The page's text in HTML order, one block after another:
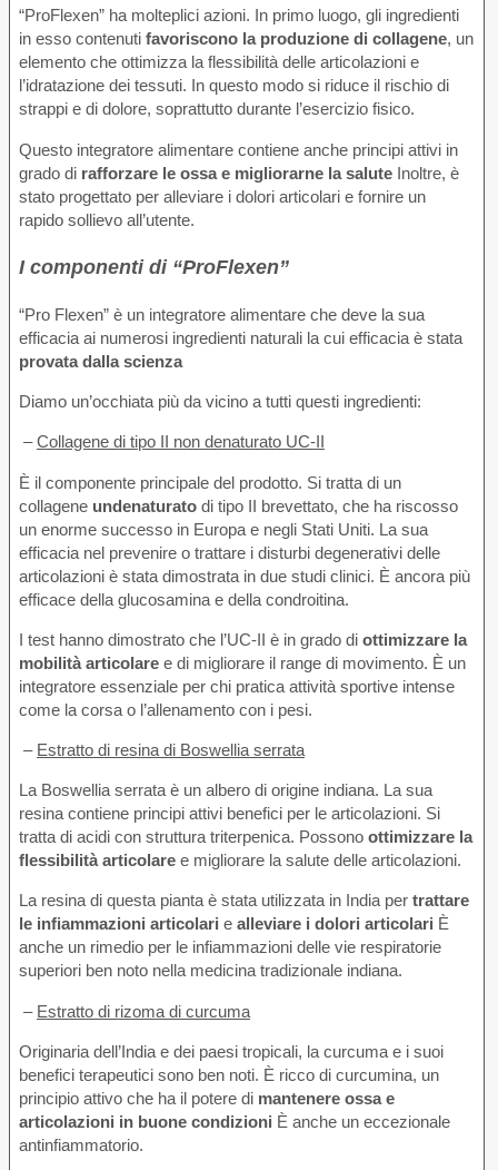
“ProFlexen” ha molteplici azioni. In primo luogo, gli ingredienti
in esso contenuti favoriscono la produzione di collagene, un
elemento che ottimizza la flessibilità delle articolazioni e
l’idratazione dei tessuti. In questo modo si riduce il rischio di
strappi e di dolore, soprattutto durante l’esercizio fisico.
Questo integratore alimentare contiene anche principi attivi in
grado di rafforzare le ossa e migliorarne la salute Inoltre, è
stato progettato per alleviare i dolori articolari e fornire un
rapido sollievo all’utente.
I componenti di “ProFlexen”
“Pro Flexen” è un integratore alimentare che deve la sua
efficacia ai numerosi ingredienti naturali la cui efficacia è stata
provata dalla scienza
Diamo un’occhiata più da vicino a tutti questi ingredienti:
–Collagene di tipo II non denaturato UC-II
È il componente principale del prodotto. Si tratta di un
collagene undenaturato di tipo II brevettato, che ha riscosso
un enorme successo in Europa e negli Stati Uniti. La sua
efficacia nel prevenire o trattare i disturbi degenerativi delle
articolazioni è stata dimostrata in due studi clinici. È ancora più
efficace della glucosamina e della condroitina.
I test hanno dimostrato che l’UC-II è in grado di ottimizzare la
mobilità articolare e di migliorare il range di movimento. È un
integratore essenziale per chi pratica attività sportive intense
come la corsa o l’allenamento con i pesi.
– Estratto di resina di Boswellia serrata
La Boswellia serrata è un albero di origine indiana. La sua
resina contiene principi attivi benefici per le articolazioni. Si
tratta di acidi con struttura triterpenica. Possono ottimizzare la
flessibilità articolare e migliorare la salute delle articolazioni.
La resina di questa pianta è stata utilizzata in India per trattare
le infiammazioni articolari e alleviare i dolori articolari È
anche un rimedio per le infiammazioni delle vie respiratorie
superiori ben noto nella medicina tradizionale indiana.
– Estratto di rizoma di curcuma
Originaria dell’India e dei paesi tropicali, la curcuma e i suoi
benefici terapeutici sono ben noti. È ricco di curcumina, un
principio attivo che ha il potere di mantenere ossa e
articolazioni in buone condizioni È anche un eccezionale
antinfiammatorio.